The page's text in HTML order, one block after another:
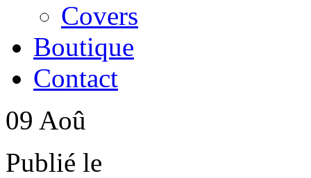
Covers
Boutique
Contact
09 Aoû
Publié le